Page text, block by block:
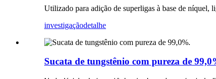
Utilizado para adição de superligas à base de níquel,
investigaçãodetalhe
Sucata de tungstênio com pureza de